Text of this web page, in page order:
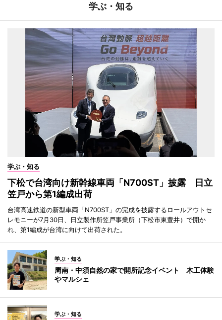
学ぶ・知る
学ぶ・知る
下松で台湾向け新幹線車両「N700ST」披露 日立
笠戸から第1編成出荷
台湾高速鉄道の新型車両「N700ST」の完成を披露するロールアウトセ
レモニーが7月30日、日立製作所笠戸事業所（下松市東豊井）で開か
れ、第1編成が台湾に向けて出荷された。
学ぶ・知る
周南・中須自然の家で開所記念イベント 木工体験
やマルシェ
学ぶ・知る